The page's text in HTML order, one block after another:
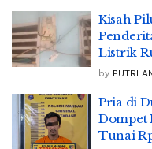
Kisah
Listrik
by PUTRI
Pria di
Dompet
Tunai